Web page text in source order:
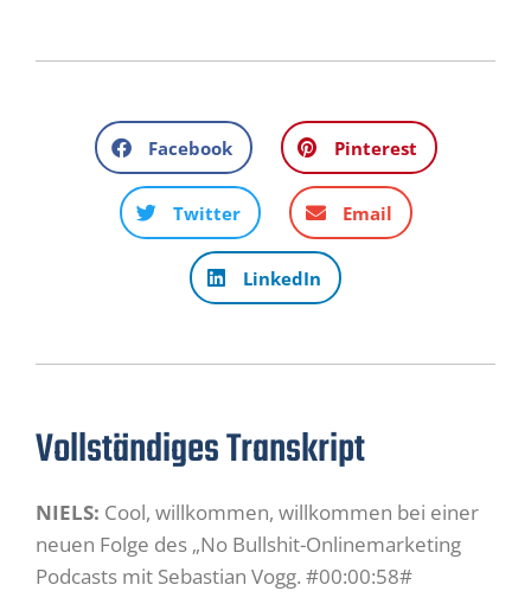
Facebook Pinterest
Twitter Email
LinkedIn
Vollständiges Transkript
NIELS: Cool, willkommen, willkommen bei einer
neuen Folge des „No Bullshit-Onlinemarketing
Podcasts mit Sebastian Vogg. #00:00:58#